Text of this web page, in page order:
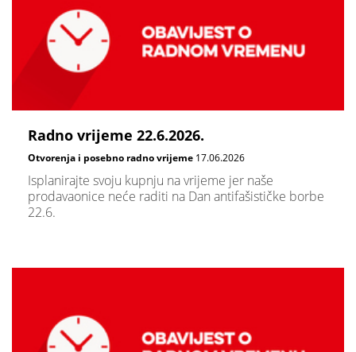
Radno vrijeme 22.6.2026.
Otvorenja i posebno radno vrijeme 17.06.2026
Isplanirajte svoju kupnju na vrijeme jer naše
prodavaonice neće raditi na Dan antifašističke borbe
22.6.